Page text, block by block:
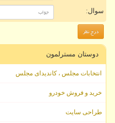
سوال:
دوستان مسترلمون
انتخابات مجلس ، کاندیدای مجلس
خرید و فروش خودرو
طراحی سایت